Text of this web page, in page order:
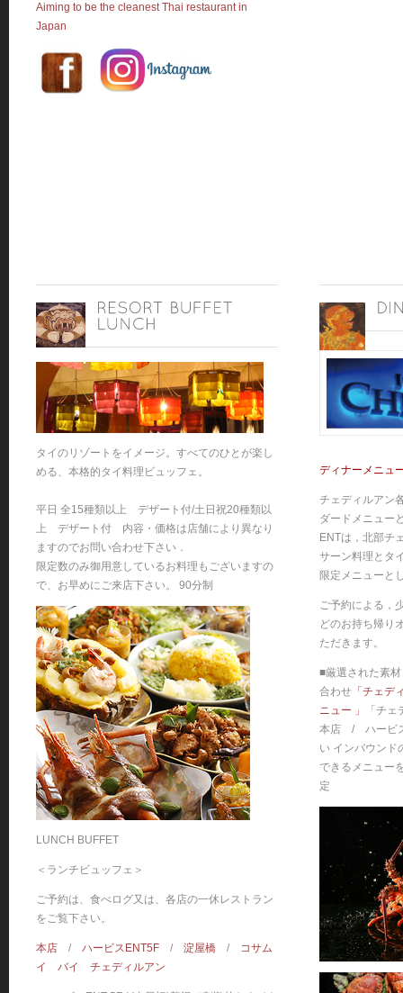
Aiming to be the cleanest Thai restaurant in
Japan
タイのリゾートをイメージ。すべてのひとが楽し
める、本格的タイ料理ビュッフェ。
平日 全15種類以上 デザート付/土日祝20種類以
上 デザート付 内容・価格は店舗により異なり
ますのでお問い合わせ下さい．
限定数のみ御用意しているお料理もございますの
で、お早めにご来店下さい。 90分制
LUNCH BUFFET
＜ランチビュッフェ＞
ご予約は、食べログ又は、各店の一休レストラン
をご覧下さい。
本店 / ハービスENT5F / 淀屋橋 / コサム
イ バイ チェディルアン
ディナーメニュ
チェディルアン
ダードメニュー
ENTは，北部チ
サーン料理とタ
限定メニューと
ご予約による，
どのお持ち帰り
ただきます。
■厳選された素
合わせ 「チェデ
ニュー 」
「チ
本店 / ハービ
い インバウンド
できるメニュー
定